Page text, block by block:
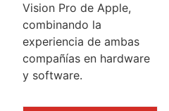
Vision Pro de Apple,
combinando la
experiencia de ambas
compañías en hardware
y software.